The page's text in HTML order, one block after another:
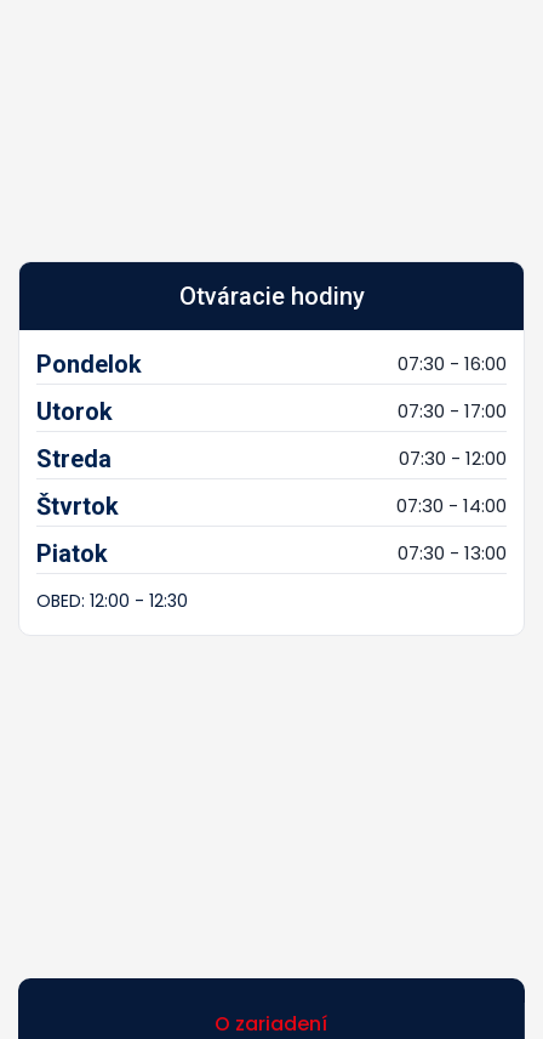
Otváracie hodiny
Pondelok 07:30 - 16:00
Utorok 07:30 - 17:00
Streda 07:30 - 12:00
Štvrtok 07:30 - 14:00
Piatok 07:30 - 13:00
OBED: 12:00 - 12:30
O zariadení